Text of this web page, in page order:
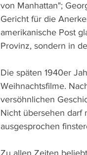
von Manhattan";
Gericht für die
amerikanische Post
Provinz, sondern in
Die späten 1940er
Weihnachtsfilme.
versöhnlichen
Nicht übersehen darf
ausgesprochen
Zu allen Zeiten